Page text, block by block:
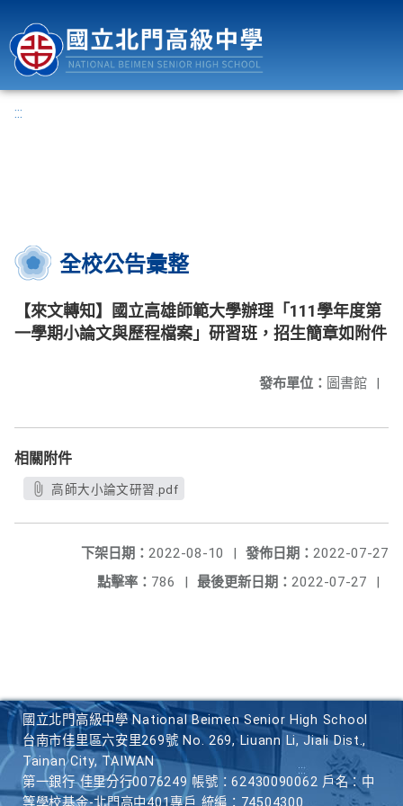
:::
全校公告彙整
【來文轉知】國立高雄師範大學辦理「111學年度第
一學期小論文與歷程檔案」研習班，招生簡章如附件
發布單位： 圖書館 |
相關附件
高師大小論文研習.pdf
發佈日期： 2022-07-27
下架日期： 2022-08-10
|
最後更新日期： 2022-07-27 |
點擊率： 786 |
國立北門高級中學 National Beimen Senior High School
台南市佳里區六安里269號 No. 269, Liuann Li, Jiali Dist.,
Tainan City, TAIWAN
第一銀行 佳里分行0076249 帳號：62430090062 戶名：中
等學校基金-北門高中401專戶 統編：74504300